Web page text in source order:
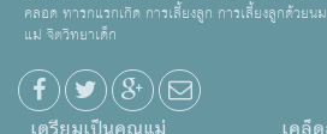
คลอด ทารกแรกเกิด การเลี้ยงลูก การเลี้ยงลูกด้วยนม
แม่ จิตวิทยาเด็ก